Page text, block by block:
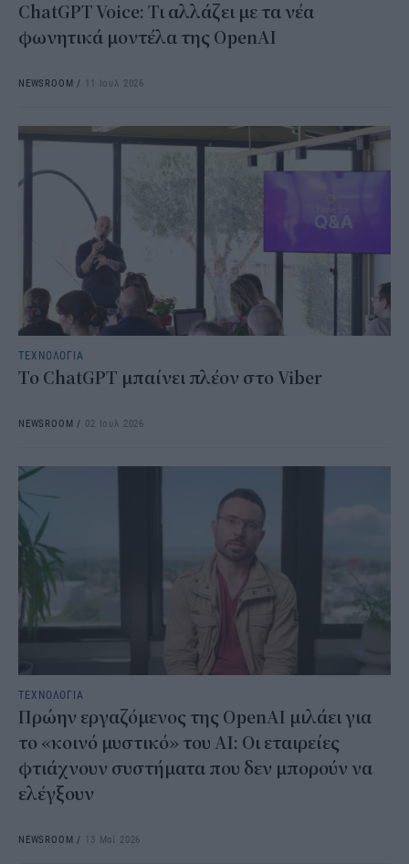
ChatGPT Voice: Τι αλλάζει με τα νέα
φωνητικά μοντέλα της OpenAI
NEWSROOM / 11 Ιουλ 2026
ΤΕΧΝΟΛΟΓΙΑ
Το ChatGPT μπαίνει πλέον στο Viber
NEWSROOM / 02 Ιουλ 2026
ΤΕΧΝΟΛΟΓΙΑ
Πρώην εργαζόμενος της OpenAI μιλάει για
το «κοινό μυστικό» του AI: Οι εταιρείες
φτιάχνουν συστήματα που δεν μπορούν να
ελέγξουν
NEWSROOM / 13 Μαΐ 2026